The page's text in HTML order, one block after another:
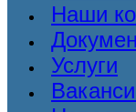
Наши
Услуги